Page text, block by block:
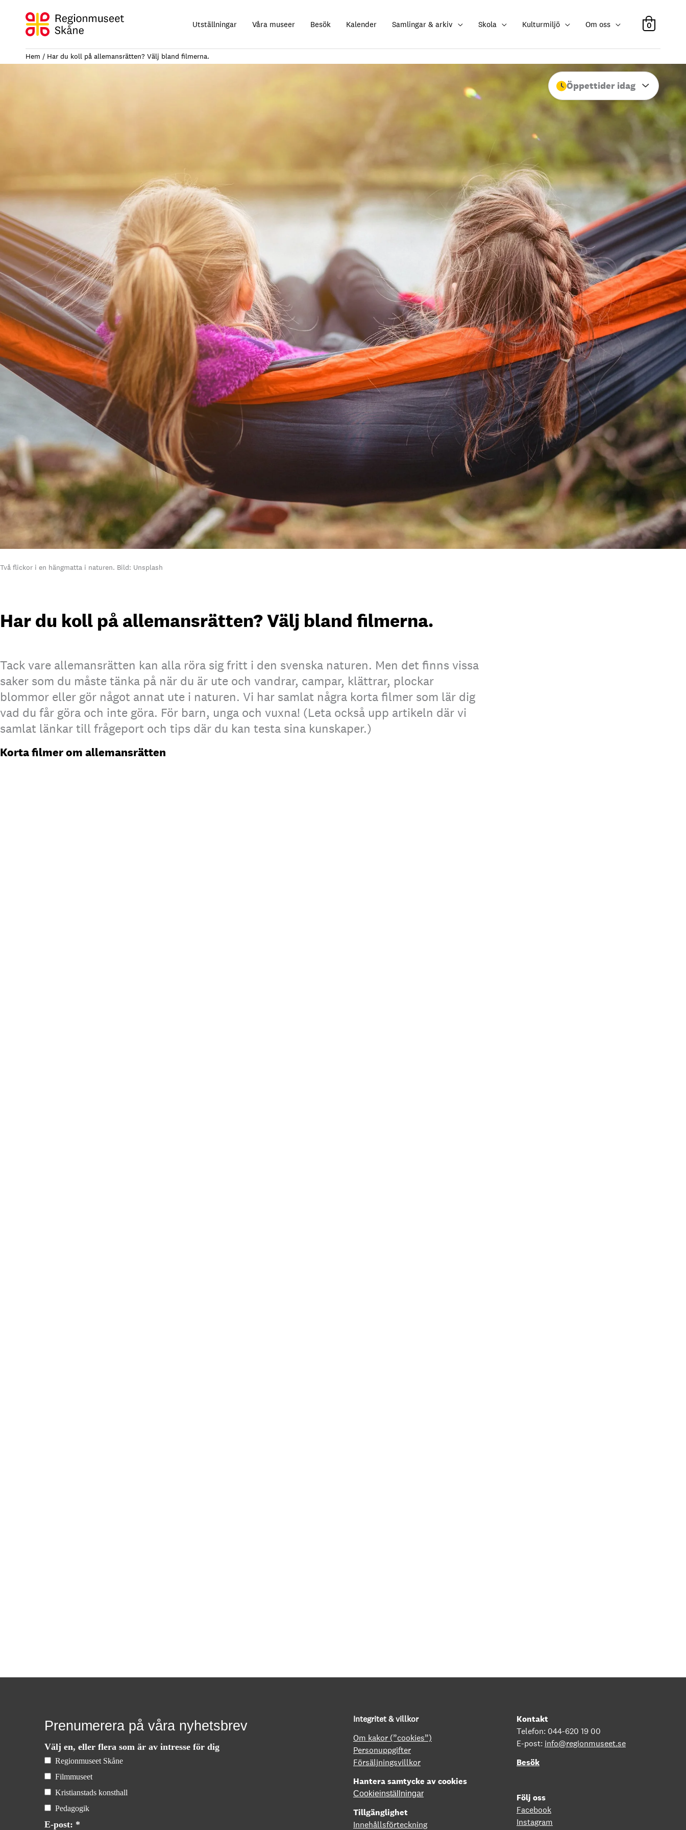
innehåll
Öppettider idag Stäng
Utställningar Våra museer Besök Kalender Samlingar & arkiv Skola Kulturmiljö Om oss 0
Hem Har du koll på allemansrätten? Välj bland filmerna.
Två flickor i en hängmatta i naturen. Bild: Unsplash
Har du koll på allemansrätten? Välj bland filmerna.
Tack vare allemansrätten kan alla röra sig fritt i den svenska naturen. Men det finns vissa
saker som du måste tänka på när du är ute och vandrar, campar, klättrar, plockar
blommor eller gör något annat ute i naturen. Vi har samlat några korta filmer som lär dig
vad du får göra och inte göra. För barn, unga och vuxna! (Leta också upp artikeln där vi
samlat länkar till frågeport och tips där du kan testa sina kunskaper.)
Korta filmer om allemansrätten
Prenumerera på våra nyhetsbrev
Välj en, eller flera som är av intresse för dig
Regionmuseet Skåne
Filmmuseet
Kristianstads konsthall
Pedagogik
E-post: *
Integritet & villkor
Om kakor (”cookies”)
Personuppgifter
Försäljningsvillkor
Hantera samtycke av cookies
Cookieinställningar
Tillgänglighet
Innehållsförteckning
Kontakt
Telefon: 044-620 19 00
E-post: info@regionmuseet.se
Besök
Följ oss
Facebook
Instagram